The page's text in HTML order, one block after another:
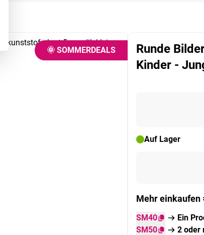
🌞 SOMMERDEALS
Runde
Kinder -
Auf Lager
Mehr einkaufen
SM40
Ein
SM50
2 oder